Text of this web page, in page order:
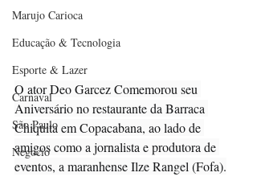
Marujo Carioca
Educação & Tecnologia
Esporte & Lazer
Carnaval
São Paulo
Negocio
O ator Deo Garcez Comemorou seu
Aniversário no restaurante da Barraca
Chiquita em Copacabana, ao lado de
amigos como a jornalista e produtora de
eventos, a maranhense Ilze Rangel (Fofa).